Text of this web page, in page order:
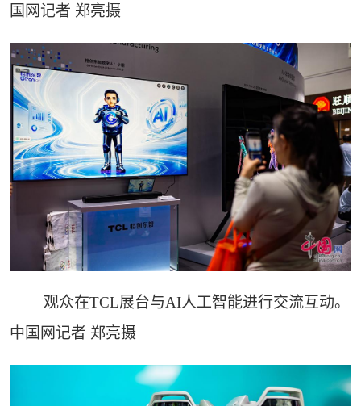
国网记者 郑亮摄
观众在TCL展台与AI人工智能进行交流互动。
中国网记者 郑亮摄